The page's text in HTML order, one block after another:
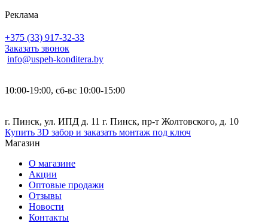
Реклама
+375 (33) 917-32-33
Заказать звонок
info@uspeh-konditera.by
10:00-19:00, сб-вс 10:00-15:00
г. Пинск, ул. ИПД д. 11 г. Пинск, пр-т Жолтовского, д. 10
Купить 3D забор и заказать монтаж под ключ
Магазин
О магазине
Акции
Оптовые продажи
Отзывы
Новости
Контакты